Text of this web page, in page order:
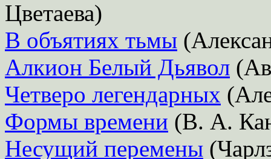
Цветаева)
В объятиях тьмы
Алкион Белый Дьявол
Четверо легендарных
Формы времени (В. А.
Несущий перемены